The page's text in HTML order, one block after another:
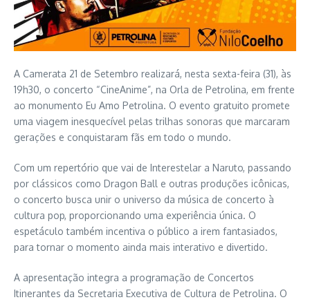
A Camerata 21 de Setembro realizará, nesta sexta-feira (31), às
19h30, o concerto “CineAnime”, na Orla de Petrolina, em frente
ao monumento Eu Amo Petrolina. O evento gratuito promete
uma viagem inesquecível pelas trilhas sonoras que marcaram
gerações e conquistaram fãs em todo o mundo.
Com um repertório que vai de Interestelar a Naruto, passando
por clássicos como Dragon Ball e outras produções icônicas,
o concerto busca unir o universo da música de concerto à
cultura pop, proporcionando uma experiência única. O
espetáculo também incentiva o público a irem fantasiados,
para tornar o momento ainda mais interativo e divertido.
A apresentação integra a programação de Concertos
Itinerantes da Secretaria Executiva de Cultura de Petrolina. O